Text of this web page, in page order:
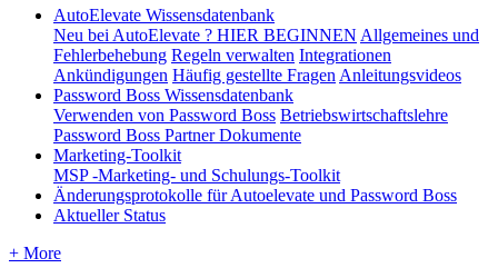
AutoElevate Wissensdatenbank
Neu bei AutoElevate ? HIER BEGINNEN Allgemeines und
Fehlerbehebung Regeln verwalten Integrationen
Ankündigungen Häufig gestellte Fragen Anleitungsvideos
Password Boss Wissensdatenbank
Verwenden von Password Boss Betriebswirtschaftslehre
Password Boss Partner Dokumente
Marketing-Toolkit
MSP -Marketing- und Schulungs-Toolkit
Änderungsprotokolle für Autoelevate und Password Boss
Aktueller Status
+ More